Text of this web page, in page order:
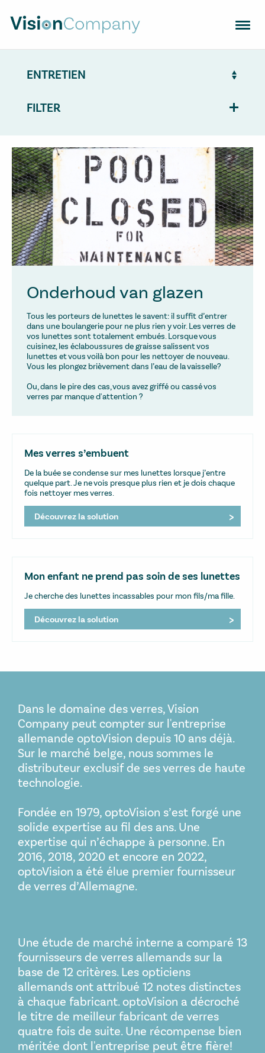
TENDANCES
CONTACT
NL EN FR
FILTER
Onderhoud van glazen
Tous les porteurs de lunettes le savent: il suffit d’entrer
dans une boulangerie pour ne plus rien y voir. Les verres de
vos lunettes sont totalement embués. Lorsque vous
cuisinez, les éclaboussures de graisse salissent vos
lunettes et vous voilà bon pour les nettoyer de nouveau.
Vous les plongez brièvement dans l’eau de la vaisselle?
Ou, dans le pire des cas, vous avez griffé ou cassé vos
verres par manque d'attention ?
Mes verres s’embuent
De la buée se condense sur mes lunettes lorsque j’entre
quelque part. Je ne vois presque plus rien et je dois chaque
fois nettoyer mes verres.
Découvrez la solution
Mon enfant ne prend pas soin de ses lunettes
Je cherche des lunettes incassables pour mon fils/ma fille.
Découvrez la solution
Dans le domaine des verres, Vision
Company peut compter sur l'entreprise
allemande optoVision depuis 10 ans déjà.
Sur le marché belge, nous sommes le
distributeur exclusif de ses verres de haute
technologie.
Fondée en 1979, optoVision s’est forgé une
solide expertise au fil des ans. Une
expertise qui n’échappe à personne. En
2016, 2018, 2020 et encore en 2022,
optoVision a été élue premier fournisseur
de verres d’Allemagne.
Une étude de marché interne a comparé 13
fournisseurs de verres allemands sur la
base de 12 critères. Les opticiens
allemands ont attribué 12 notes distinctes
à chaque fabricant. optoVision a décroché
le titre de meilleur fabricant de verres
quatre fois de suite. Une récompense bien
méritée dont l'entreprise peut être fière!